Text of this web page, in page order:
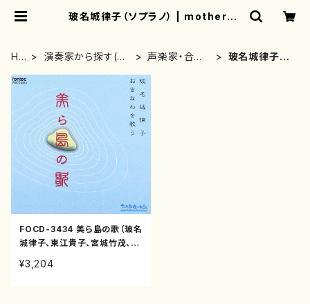
玻名城律子（ソプラノ） | motherea
HO
演奏家から探す(C
声楽家・合唱
玻名城律子
FOCD-3434 美ら島の歌（玻名
城律子、東江貴子、宮城竹茂、與
村徹、玉城篤/CD）
¥3,204